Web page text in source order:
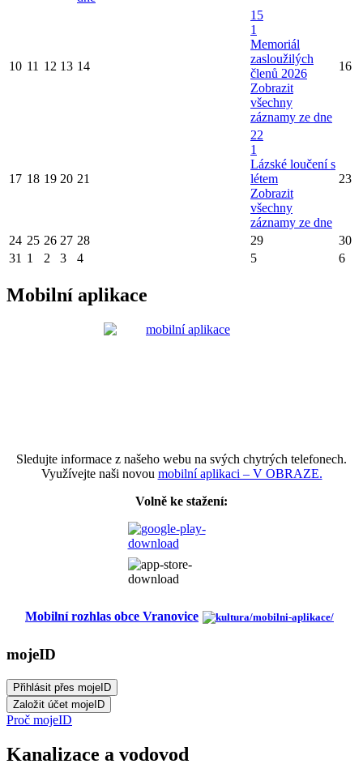
10 11 12 13 14
15
1
Memoriál
zasloužilých
členů 2026
Zobrazit
všechny
záznamy ze dne
16
17 18 19 20 21
22
1
Lázské loučení s
létem
Zobrazit
všechny
záznamy ze dne
23
24 25 26 27 28 29
30
31 1 2 3 4 5 6
Mobilní aplikace
Sledujte informace z našeho webu na svých chytrých telefonech.
Využívejte naši novou mobilní aplikaci – V OBRAZE.
Volně ke stažení:
Mobilní rozhlas obce Vranovice
mojeID
Proč mojeID
Kanalizace a vodovod